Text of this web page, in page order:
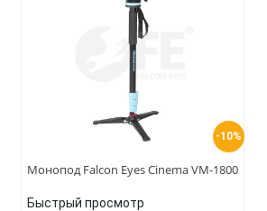
-10%
Монопод Falcon Eyes Cinema VM-1800
Быстрый просмотр